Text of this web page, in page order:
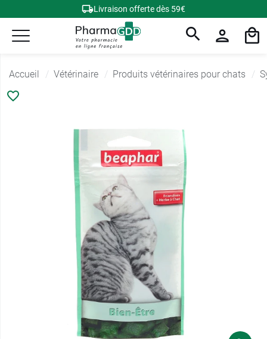
Livraison offerte dès 59€
Accueil Vétérinaire Produits vétérinaires pour chats